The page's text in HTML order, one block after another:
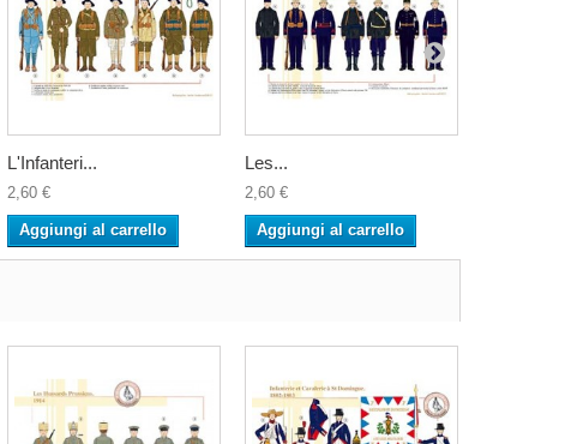
L'Infanteri...
2,60 €
Aggiungi al carrello
Les...
2,60 €
Aggiungi al carrello